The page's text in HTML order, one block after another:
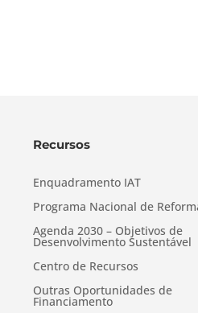
Recursos
Enquadramento IAT
Programa Nacional de
Agenda 2030 – Objetivos de
Desenvolvimento Sustentável
Centro de Recursos
Outras Oportunidades de
Financiamento